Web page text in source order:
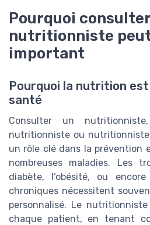
Pourquoi
nutritionniste
important
Pourquoi la nutrition
santé
Consulter un
nutritionniste ou
un rôle clé dans la prévention
nombreuses maladies. Les
diabète, l’obésité, ou
chroniques nécessitent
personnalisé. Le
chaque patient, en tenant